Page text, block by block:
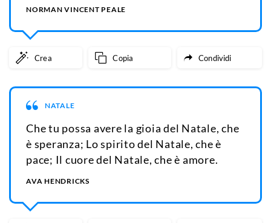
NORMAN VINCENT PEALE
Crea Copia Condividi
NATALE
Che tu possa avere la gioia del Natale, che
è speranza; Lo spirito del Natale, che è
pace; Il cuore del Natale, che è amore.
AVA HENDRICKS